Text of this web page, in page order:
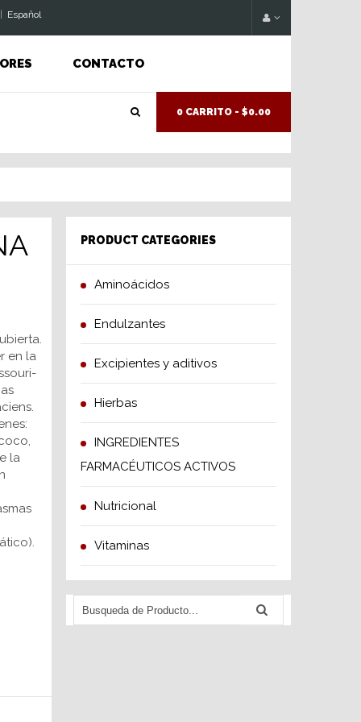
Espaňol
CONTACTO
0 CARRITO - $0.00
en la
la
PRODUCT CATEGORIES
Aminoácidos
Endulzantes
Excipientes y aditivos
Hierbas
INGREDIENTES
FARMACÉUTICOS ACTIVOS
Nutricional
Vitaminas